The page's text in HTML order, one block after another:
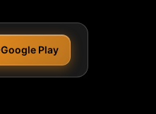
Google Play